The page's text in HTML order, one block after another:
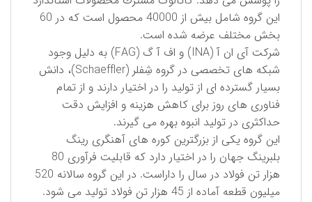
این گروه شامل بیش از 40000 محصول است كه در 60
بخش مختلف عرضه شده است.
شركت آی ان آ (INA) و اف آ گ (FAG) به دلیل وجود
شبكه های تخصصی در گروه شِفلر (Schaeffler)، دانش
بسیار گسترده ای از تولید را در اختیار دارند و از تمام
فناوری های روز برای كاهش هزینه و افزایش دقت
حداكثری در تولید انبوه بهره می گیرند.
این گروه یكی از بزرگترین كوره های آهنگری رینگ
بلبرینگ جهان را در اختیار دارد كه قابلیت فرآوری 80
هزار تن فولاد در سال را داراست. در این گروه سالانه 520
میلیون قطعه آماده از 45 هزار تن فولاد تولید می شود.